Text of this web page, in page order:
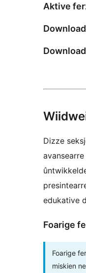
Aktive
Dizze
edukative
Foarige
Foarige
miskien